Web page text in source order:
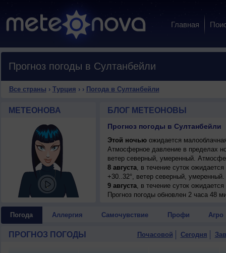
Главная
Прогноз погоды в Султанбейли
Все страны › Турция › › Погода в Султанбейли
МЕТЕОНОВА БЛОГ МЕТЕОНОВЫ
Прогноз погоды в Султанбейли
Этой ночьюожидается
Атмосферное давление в пределах
ветер северный, умеренный.
8 августа, в течение суток
+30..32°, ветер северный, умеренный.
9 августа, в течение суток
+28..30°, ветер северо-восточный,
северо-восточный, сильный, порывы
Прогноз погоды обновлен 2 часа 48
Погода Аллергия Самочувствие Профи Агро
ПРОГНОЗ ПОГОДЫ Почасовой Сегодня